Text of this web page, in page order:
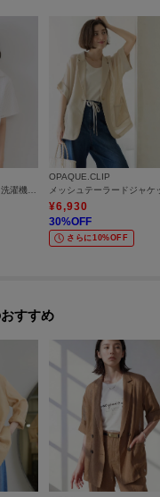
OPAQUE.CLIP
¥6,930
30%OFF
さらに10%OFF
すすめ